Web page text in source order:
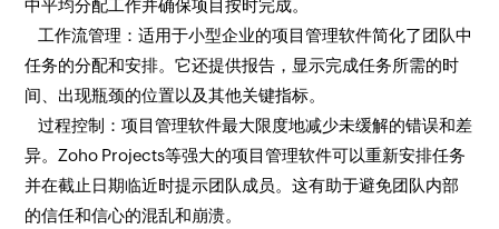
中平均分配工作并确保项目按时完成。
工作流管理：适用于小型企业的项目管理软件简化了团队中
任务的分配和安排。它还提供报告，显示完成任务所需的时
间、出现瓶颈的位置以及其他关键指标。
过程控制：项目管理软件最大限度地减少未缓解的错误和差
异。Zoho Projects等强大的项目管理软件可以重新安排任务
并在截止日期临近时提示团队成员。这有助于避免团队内部
的信任和信心的混乱和崩溃。